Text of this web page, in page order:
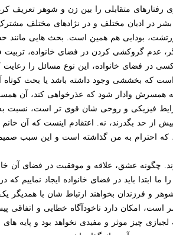
متقابلی را بین زن و شوهر تعریف
در ادیان مختلف و در نژادهای مختلف
بودایی هم همین است. بحث هایی مانند
عدم گروکشی کردن در فضای خانواده، تربیت
کسی در فضای خانواده، این نوع مسائل را
که بخششی وجود داشته باشد یا بحث کوتاه
همسرش وادار شود که عذرخواهی کند، آن
فیزیکی و روحی شان قوی تر است، نسبت
بیش از حد بگدرند، نه. اعتقادم اینست که
احترام به من گذاشته است و این سبب
چگونه عشق، علاقه و موفقیت در فضای آن
باید در فضای خانواده ایجاد نماییم که در
بخواهند ارتباط شان با همدیگر یک
دارد ناخودآگاه خطایی و اتفاقی پیش
لجبازی چیز موثر و مفیدی نخواهد بود و